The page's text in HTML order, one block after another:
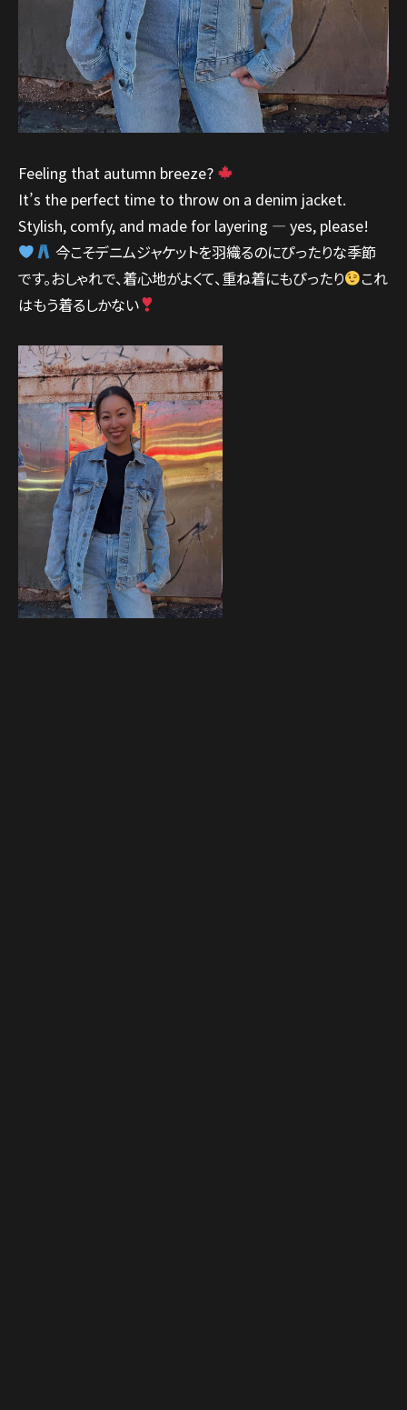
Feeling that autumn breeze?
It’s the perfect time to throw on a denim jacket.
Stylish, comfy, and made for layering — yes, please!
今こそデニムジャケットを羽織るのにぴったりな季節
です。おしゃれで、着心地がよくて、重ね着にもぴったり
これ
はもう着るしかない